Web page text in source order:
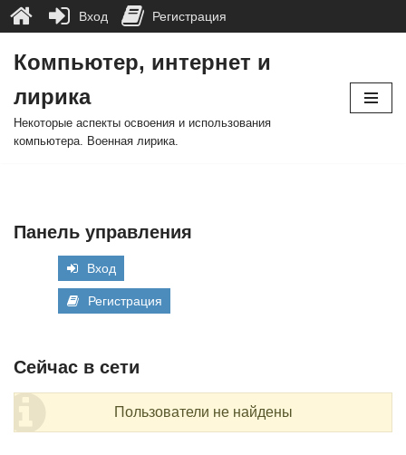
к
содержимому
Компьютер, интернет и
лирика
Некоторые аспекты освоения и использования
компьютера. Военная лирика.
Панель управления
Вход
Регистрация
Сейчас в сети
Пользователи не найдены
Вход Регистрация